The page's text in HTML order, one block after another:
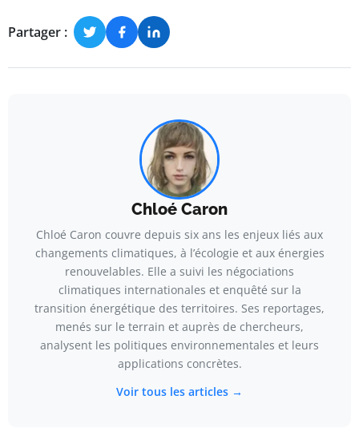
Partager :
Chloé Caron
Chloé Caron couvre depuis six ans les enjeux liés aux
changements climatiques, à l’écologie et aux énergies
renouvelables. Elle a suivi les négociations
climatiques internationales et enquêté sur la
transition énergétique des territoires. Ses reportages,
menés sur le terrain et auprès de chercheurs,
analysent les politiques environnementales et leurs
applications concrètes.
Voir tous les articles →